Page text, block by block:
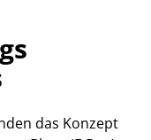
das Konzept